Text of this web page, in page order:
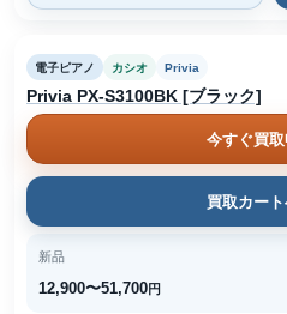
電子ピアノ カシオ Privia
Privia PX-S3100BK [ブラック]
今すぐ買
買取カー
新品
12,900〜51,700円